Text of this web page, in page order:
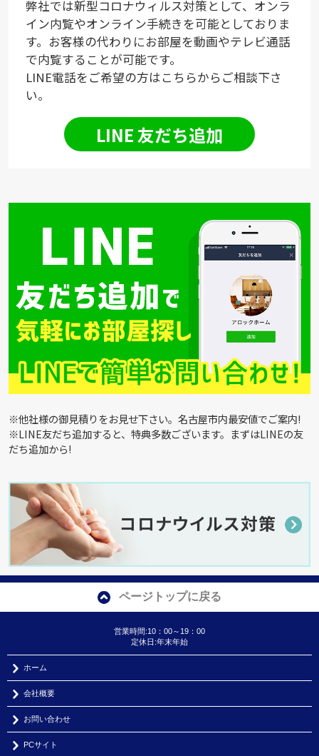
弊社では新型コロナウィルス対策として、オンラ
イン内覧やオンライン手続きを可能としておりま
す。お客様の代わりにお部屋を動画やテレビ通話
で内覧することが可能です。
LINE電話をご希望の方はこちらからご相談下さ
い。
LINE 友だち追加
※他社様の御見積りをお見せ下さい。名古屋市内最安値でご案内!
※LINE友だち追加すると、特典多数ございます。まずはLINEの友
だち追加から!
ページトップに戻る
営業時間:10：00～19：00
定休日:年末年始
ホーム
会社概要
お問い合わせ
PCサイト